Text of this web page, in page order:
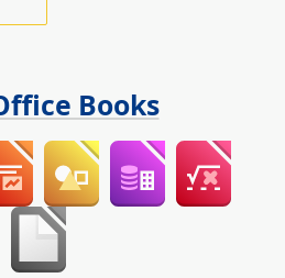
Books